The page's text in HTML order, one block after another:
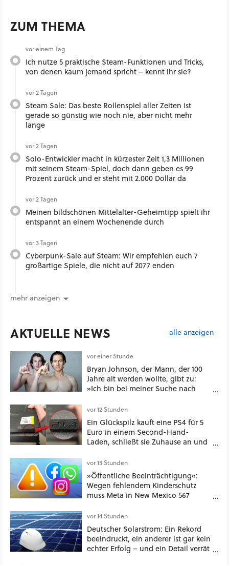
ZUM THEMA
vor einem Tag
Ich nutze 5 praktische Steam-Funktionen und Tricks,
von denen kaum jemand spricht – kennt ihr sie?
vor 2 Tagen
Steam Sale: Das beste Rollenspiel aller Zeiten ist
gerade so günstig wie noch nie, aber nicht mehr
lange
vor 2 Tagen
Solo-Entwickler macht in kürzester Zeit 1,3 Millionen
mit seinem Steam-Spiel, doch dann geben es 99
Prozent zurück und er steht mit 2.000 Dollar da
vor 2 Tagen
Meinen bildschönen Mittelalter-Geheimtipp spielt ihr
entspannt an einem Wochenende durch
vor 3 Tagen
Cyberpunk-Sale auf Steam: Wir empfehlen euch 7
großartige Spiele, die nicht auf 2077 enden
mehr anzeigen
AKTUELLE NEWS alle anzeigen
vor einer Stunde
Bryan Johnson, der Mann, der 100
Jahre alt werden wollte, gibt zu:
»Ich bin bei meiner Suche nach
vor 12 Stunden
Ein Glückspilz kauft eine PS4 für 5
Euro in einem Second-Hand-
Laden, schließt sie Zuhause an und
funktionierende PlayStation [Best of
GameStar]
vor 13 Stunden
»Öffentliche Beeinträchtigung«:
Wegen fehlendem Kinderschutz
muss Meta in New Mexico 567
vor 14 Stunden
Deutscher Solarstrom: Ein Rekord
beeindruckt, ein anderer ist gar kein
echter Erfolg – und ein Detail verrät